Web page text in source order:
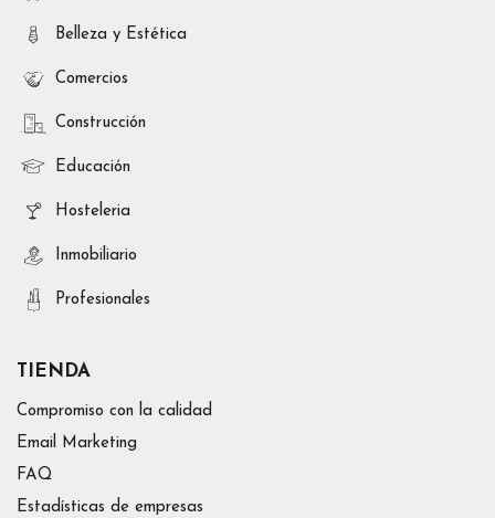
Belleza y Estética
Comercios
Construcción
Educación
Hosteleria
Inmobiliario
Profesionales
TIENDA
Compromiso con la calidad
Email Marketing
FAQ
Estadísticas de empresas